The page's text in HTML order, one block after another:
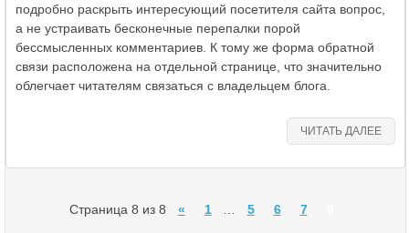
подробно раскрыть интересующий посетителя сайта вопрос,
а не устраивать бесконечные перепалки порой
бессмысленных комментариев. К тому же форма обратной
связи расположена на отдельной странице, что значительно
облегчает читателям связаться с владельцем блога.
ЧИТАТЬ ДАЛЕЕ
Страница 8 из 8 « 1 5 6 7